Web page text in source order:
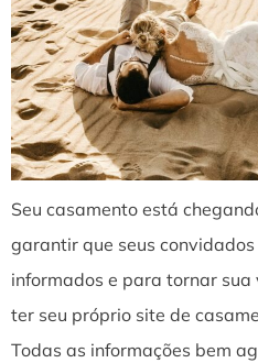
Seu casamento está
garantir que seus
informados e para tornar
ter seu próprio site de
Todas as informações bem